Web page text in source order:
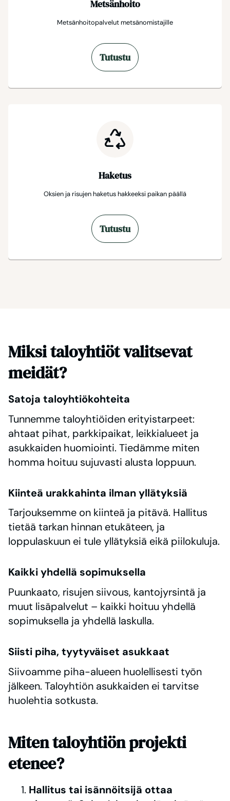
Metsänhoito
Metsänhoitopalvelut metsänomistajille
Tutustu
Haketus
Oksien ja risujen haketus hakkeeksi paikan päällä
Tutustu
Miksi taloyhtiöt valitsevat
meidät?
Satoja taloyhtiökohteita
Tunnemme taloyhtiöiden erityistarpeet:
ahtaat pihat, parkkipaikat, leikkialueet ja
asukkaiden huomiointi. Tiedämme miten
homma hoituu sujuvasti alusta loppuun.
Kiinteä urakkahinta ilman yllätyksiä
Tarjouksemme on kiinteä ja pitävä. Hallitus
tietää tarkan hinnan etukäteen, ja
loppulaskuun ei tule yllätyksiä eikä piilokuluja.
Kaikki yhdellä sopimuksella
Puunkaato, risujen siivous, kantojyrsintä ja
muut lisäpalvelut – kaikki hoituu yhdellä
sopimuksella ja yhdellä laskulla.
Siisti piha, tyytyväiset asukkaat
Siivoamme piha-alueen huolellisesti työn
jälkeen. Taloyhtiön asukkaiden ei tarvitse
huolehtia sotkusta.
Miten taloyhtiön projekti
etenee?
Hallitus tai isännöitsijä ottaa